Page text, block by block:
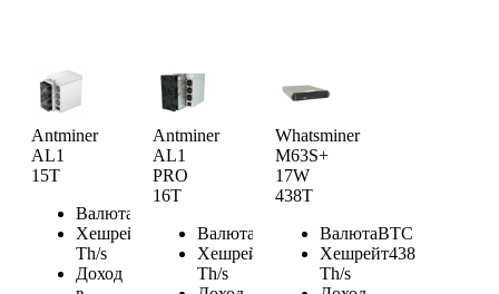
Antminer
AL1
15T
Валюта
Хешрейт
Th/s
Доход
Antminer
AL1
PRO
16T
Валюта
ALPH
Хешрейт
Th/s
Whatsminer
M63S+
17W
438T
ВалютаBTC
Хешрейт438
Th/s